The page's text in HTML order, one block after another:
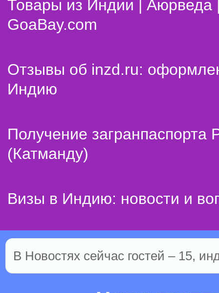
Товары из Индии | Аюрведа
GoaBay.com
Отзывы об inzd.ru:
Индию
Получение
(Катманду)
Визы в Индию: новости и
В Новостях сейчас гостей – 15,